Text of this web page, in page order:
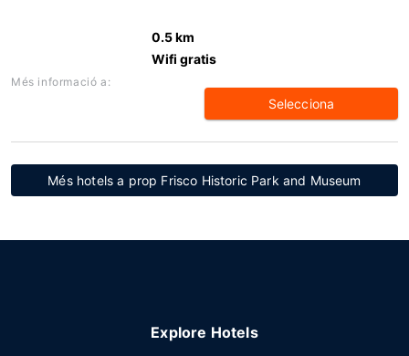
0.5 km
Wifi gratis
Més informació a:
Selecciona
Més hotels a prop Frisco Historic Park and Museum
Explore Hotels